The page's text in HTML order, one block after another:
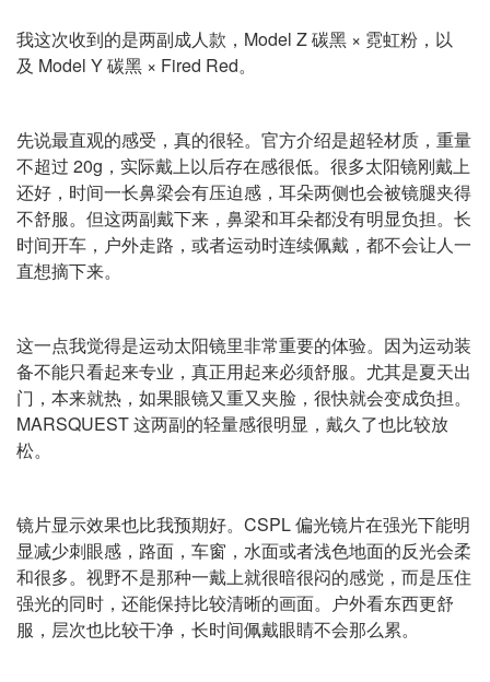
我这次收到的是两副成人款，Model Z 碳黑 × 霓虹粉，以
及 Model Y 碳黑 × Fired Red。
先说最直观的感受，真的很轻。官方介绍是超轻材质，重量
不超过 20g，实际戴上以后存在感很低。很多太阳镜刚戴上
还好，时间一长鼻梁会有压迫感，耳朵两侧也会被镜腿夹得
不舒服。但这两副戴下来，鼻梁和耳朵都没有明显负担。长
时间开车，户外走路，或者运动时连续佩戴，都不会让人一
直想摘下来。
这一点我觉得是运动太阳镜里非常重要的体验。因为运动装
备不能只看起来专业，真正用起来必须舒服。尤其是夏天出
门，本来就热，如果眼镜又重又夹脸，很快就会变成负担。
MARSQUEST 这两副的轻量感很明显，戴久了也比较放
松。
镜片显示效果也比我预期好。CSPL 偏光镜片在强光下能明
显减少刺眼感，路面，车窗，水面或者浅色地面的反光会柔
和很多。视野不是那种一戴上就很暗很闷的感觉，而是压住
强光的同时，还能保持比较清晰的画面。户外看东西更舒
服，层次也比较干净，长时间佩戴眼睛不会那么累。